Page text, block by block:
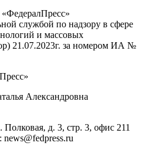
службой по надзору в сфере
и массовых
21.07.2023г. за номером ИА №
Александровна
Полковая, д. 3, стр. 3, офис 211